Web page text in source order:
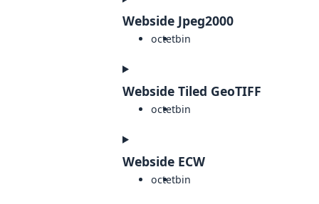
Webside Jpeg2000
octetbin
Webside Tiled GeoTIFF
octetbin
Webside ECW
octetbin